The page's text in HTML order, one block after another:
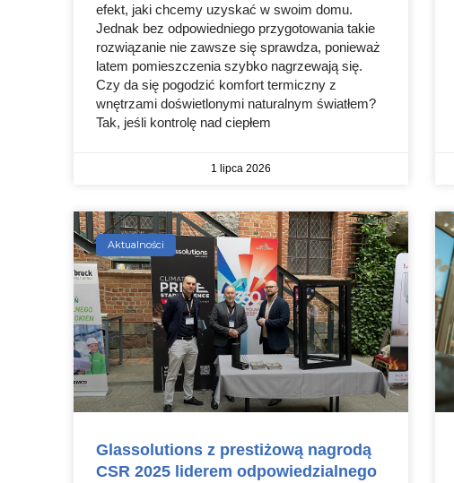
efekt, jaki chcemy uzyskać w swoim domu.
Jednak bez odpowiedniego przygotowania takie
rozwiązanie nie zawsze się sprawdza, ponieważ
latem pomieszczenia szybko nagrzewają się.
Czy da się pogodzić komfort termiczny z
wnętrzami doświetlonymi naturalnym światłem?
Tak, jeśli kontrolę nad ciepłem
1 lipca 2026
Aktualności
Glassolutions z prestiżową nagrodą
CSR 2025 liderem odpowiedzialnego